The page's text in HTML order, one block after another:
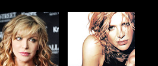
Rock Music